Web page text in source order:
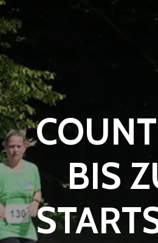
BIS